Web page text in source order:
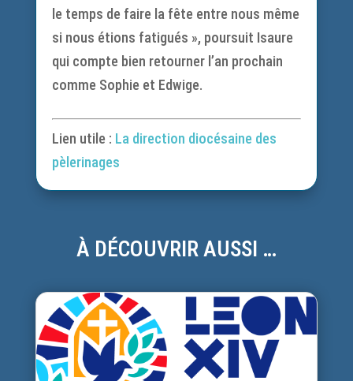
le temps de faire la fête entre nous même
si nous étions fatigués », poursuit Isaure
qui compte bien retourner l’an prochain
comme Sophie et Edwige.
Lien utile : La direction diocésaine des
pèlerinages
À DÉCOUVRIR AUSSI …